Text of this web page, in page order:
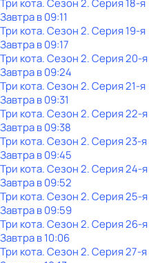
Три кота. Сезон 2. Серия 18-я
Завтра в 09:11
Три кота. Сезон 2. Серия 19-я
Завтра в 09:17
Три кота. Сезон 2. Серия 20-я
Завтра в 09:24
Три кота. Сезон 2. Серия 21-я
Завтра в 09:31
Три кота. Сезон 2. Серия 22-я
Завтра в 09:38
Три кота. Сезон 2. Серия 23-я
Завтра в 09:45
Три кота. Сезон 2. Серия 24-я
Завтра в 09:52
Три кота. Сезон 2. Серия 25-я
Завтра в 09:59
Три кота. Сезон 2. Серия 26-я
Завтра в 10:06
Три кота. Сезон 2. Серия 27-я